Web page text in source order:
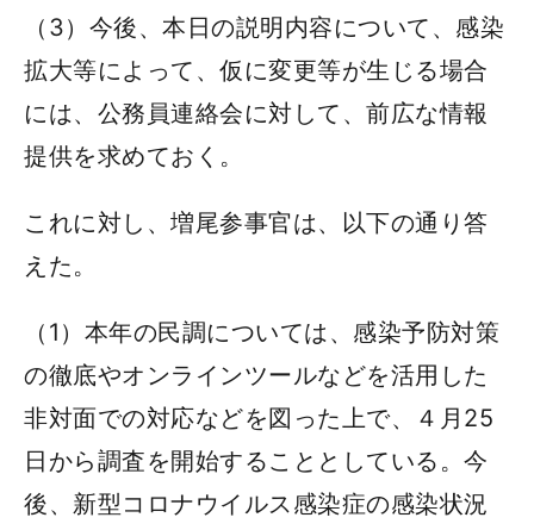
（3）今後、本日の説明内容について、感染
拡大等によって、仮に変更等が生じる場合
には、公務員連絡会に対して、前広な情報
提供を求めておく。
これに対し、増尾参事官は、以下の通り答
えた。
（1）本年の民調については、感染予防対策
の徹底やオンラインツールなどを活用した
非対面での対応などを図った上で、４月25
日から調査を開始することとしている。今
後、新型コロナウイルス感染症の感染状況